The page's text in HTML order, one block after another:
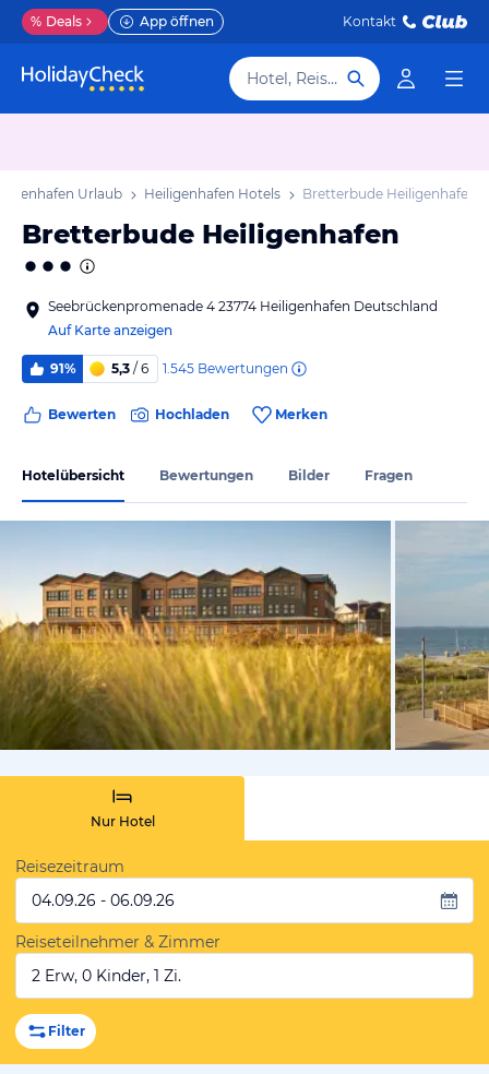
% Deals App öffnen Kontakt
Hotel, Reiseziel
Urlaub Heiligenhafen Hotels Bretterbude Heiligenhafen
Bretterbude Heiligenhafen
Seebrückenpromenade 4 23774 Heiligenhafen Deutschland
Auf Karte anzeigen
91% 5,3 / 6 1.545 Bewertungen
Bewerten Hochladen Merken
Hotelübersicht Bewertungen Bilder Fragen
vom
Nur Hotel
Reisezeitraum
04.09.26 - 06.09.26
Reiseteilnehmer & Zimmer
2 Erw, 0 Kinder, 1 Zi.
Filter